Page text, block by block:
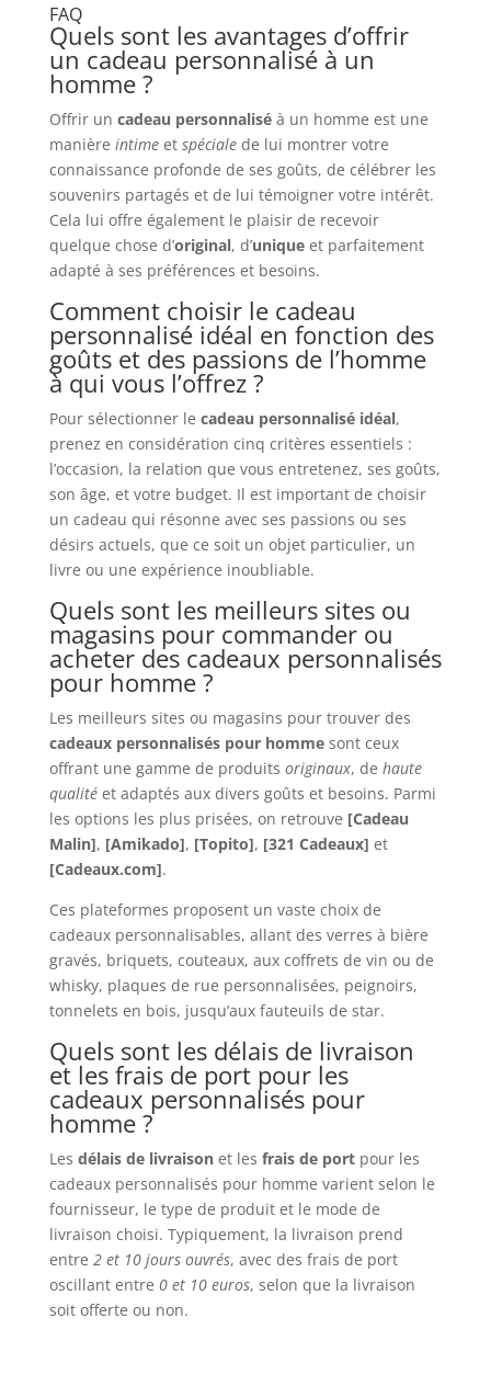
FAQ
Quels sont les avantages d’offrir
un cadeau personnalisé à un
homme ?
Offrir un cadeau personnaliséà un homme est une
manière intimeet spécialede lui montrer votre
connaissance profonde de ses goûts, de célébrer les
souvenirs partagés et de lui témoigner votre intérêt.
Cela lui offre également le plaisir de recevoir
quelque chose d’original, d’uniqueet parfaitement
adapté à ses préférences et besoins.
Comment choisir le cadeau
personnalisé idéal en fonction des
goûts et des passions de l’homme
à qui vous l’offrez ?
Pour sélectionner le cadeau personnalisé idéal,
prenez en considération cinq critères essentiels :
l’occasion, la relation que vous entretenez, ses goûts,
son âge, et votre budget. Il est important de choisir
un cadeau qui résonne avec ses passions ou ses
désirs actuels, que ce soit un objet particulier, un
livre ou une expérience inoubliable.
Quels sont les meilleurs sites ou
magasins pour commander ou
acheter des cadeaux personnalisés
pour homme ?
Les meilleurs sites ou magasins pour trouver des
cadeaux personnalisés pour hommesont ceux
offrant une gamme de produits originaux, de haute
qualitéet adaptés aux divers goûts et besoins. Parmi
les options les plus prisées, on retrouve [Cadeau
Malin], [Amikado], [Topito], [321 Cadeaux] et
[Cadeaux.com].
Ces plateformes proposent un vaste choix de
cadeaux personnalisables, allant des verres à bière
gravés, briquets, couteaux, aux coffrets de vin ou de
whisky, plaques de rue personnalisées, peignoirs,
tonnelets en bois, jusqu’aux fauteuils de star.
Quels sont les délais de livraison
et les frais de port pour les
cadeaux personnalisés pour
homme ?
Les délais de livraisonet les frais de portpour les
cadeaux personnalisés pour homme varient selon le
fournisseur, le type de produit et le mode de
livraison choisi. Typiquement, la livraison prend
entre 2 et 10 jours ouvrés, avec des frais de port
oscillant entre 0 et 10 euros, selon que la livraison
soit offerte ou non.